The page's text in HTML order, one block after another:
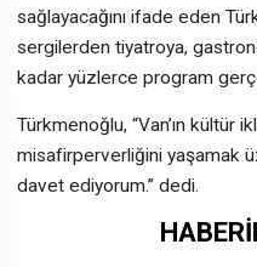
sağlayacağını ifade eden
sergilerden tiyatroya,
kadar yüzlerce program
Türkmenoğlu, “Van’ın kültür
misafirperverliğini yaşamak
davet ediyorum.” dedi.